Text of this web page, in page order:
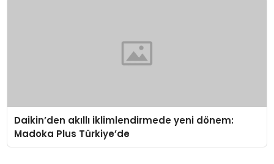
Daikin’den akıllı iklimlendirmede yeni dönem:
Madoka Plus Türkiye’de